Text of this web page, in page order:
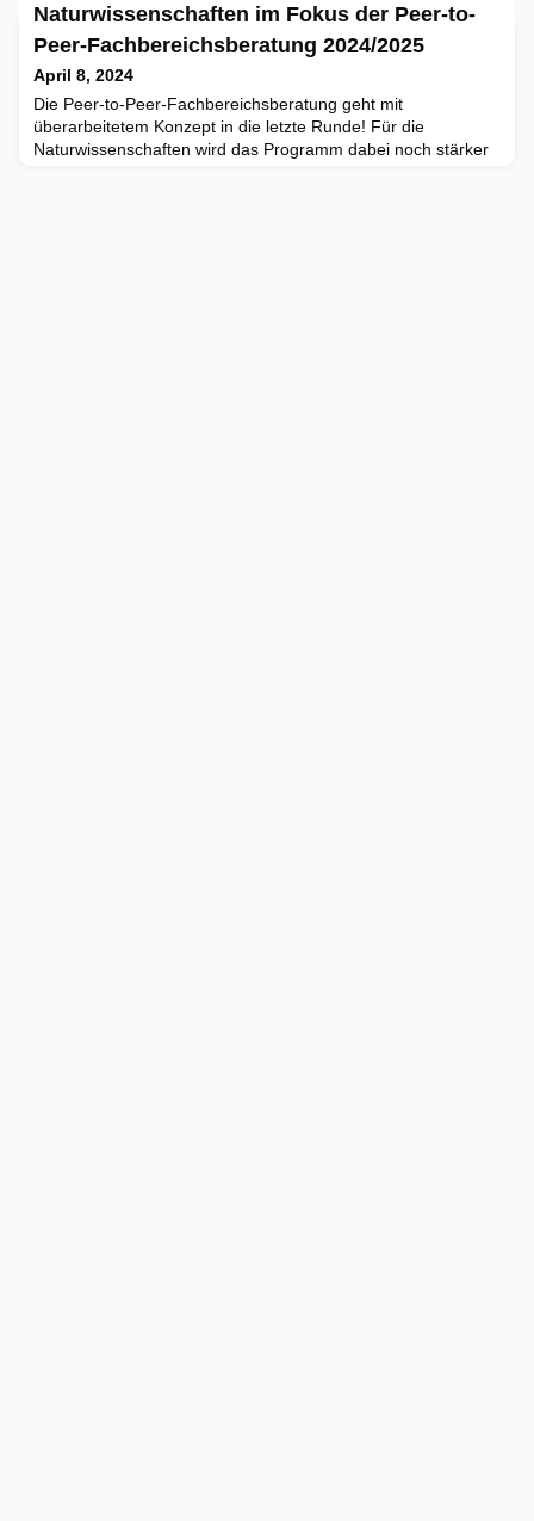
Betreuung auszeichnen. Er wird vom Stifterverband, der
Gesellschaft Deutscher Chemiker, der Deutschen
Mathematiker-Vereinigung, der Deutschen Physikalischen
Gesellschaft und dem Verband Bi
Naturwissenschaften im Fokus der Peer-to-
Peer-Fachbereichsberatung 2024/2025
April 8, 2024
Die Peer-to-Peer-Fachbereichsberatung geht mit
überarbeitetem Konzept in die letzte Runde! Für die
Naturwissenschaften wird das Programm dabei noch stärker